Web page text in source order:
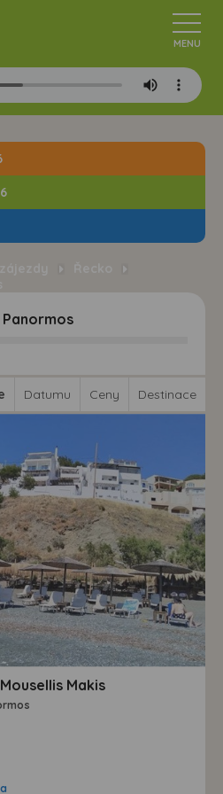
Panormos
Datumu Ceny Destinace
Makis